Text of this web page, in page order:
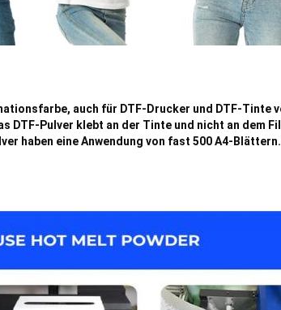
auch für DTF-Drucker und DTF-Tinte
DTF-Pulver klebt an der Tinte und nicht an dem
haben eine Anwendung von fast 500 A4-Blättern.